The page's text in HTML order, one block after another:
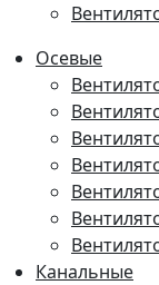
Осевые
Канальные